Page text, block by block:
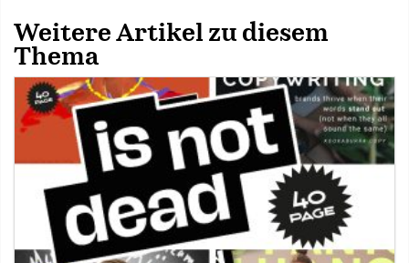
Weitere Artikel zu diesem
Thema